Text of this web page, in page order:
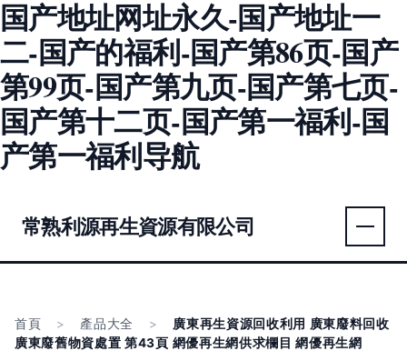
国产地址网址永久-国产地址一
二-国产的福利-国产第86页-国产
第99页-国产第九页-国产第七页-
国产第十二页-国产第一福利-国
产第一福利导航
常熟利源再生資源有限公司
首頁 > 產品大全 >
廣東再生資源回收利用 廣東廢料回收
廣東廢舊物資處置 第43頁 網優再生網供求欄目 網優再生網